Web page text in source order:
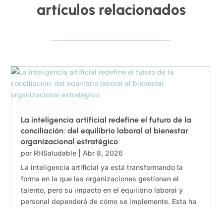
artículos relacionados
La inteligencia artificial redefine el futuro de la
conciliación: del equilibrio laboral al bienestar
organizacional estratégico
por RHSaludable
Abr 8, 2026
La inteligencia artificial ya está transformando la
forma en la que las organizaciones gestionan el
talento, pero su impacto en el equilibrio laboral y
personal dependerá de cómo se implemente. Esta ha